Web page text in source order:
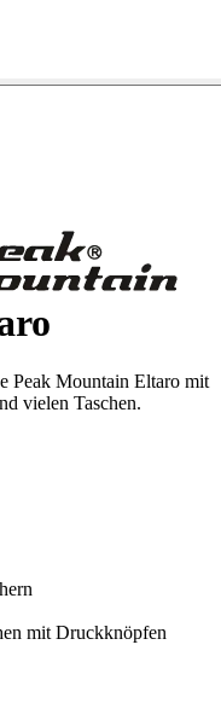
Peak Mountain Eltaro mit
vielen Taschen.
mit Druckknöpfen